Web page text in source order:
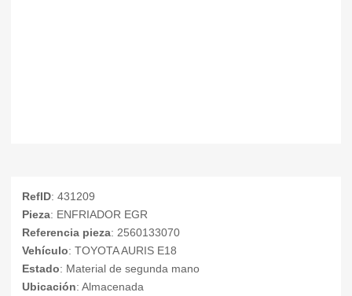
RefID: 431209
Pieza: ENFRIADOR EGR
Referencia pieza: 2560133070
Vehículo: TOYOTA AURIS E18
Estado: Material de segunda mano
Ubicación: Almacenada